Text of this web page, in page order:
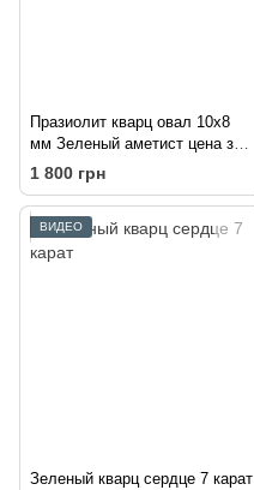
Празиолит кварц овал 10х8
мм Зеленый аметист цена за
шт
1 800 грн
ВИДЕО
Зеленый кварц сердце 7 карат